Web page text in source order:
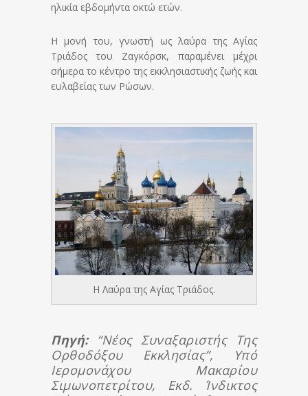
ηλικία εβδομήντα οκτώ ετών.
Η μονή του, γνωστή ως λαύρα της Αγίας
Τριάδος του Ζαγκόρσκ, παραμένει μέχρι
σήμερα το κέντρο της εκκλησιαστικής ζωής και
ευλαβείας των Ρώσων.
Η Λαύρα της Αγίας Τριάδος.
Πηγή:“Νέος Συναξαριστής Της
Ορθοδόξου Εκκλησίας”, Υπό
Ιερομονάχου Μακαρίου
Σιμωνοπετρίτου, Εκδ. Ίνδικτος